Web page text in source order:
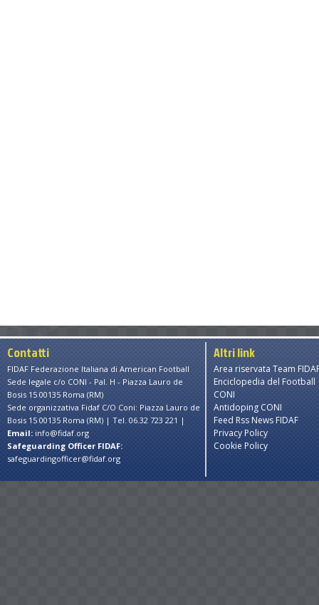
Contatti
FIDAF Federazione Italiana di American Football
Sede legale c/o CONI - Pal. H - Piazza Lauro de
Bosis 15 00135 Roma (RM)
Sede organizzativa Fidaf C/O Coni: Piazza Lauro de
Bosis 15 00135 Roma (RM) | Tel. 06.32 723 221 |
Email: info@fidaf.org
Safeguarding Officer FIDAF:
safeguardingofficer@fidaf.org
Altri link
Area riservata Team
Enciclopedia del Football
CONI
Antidoping CONI
Feed Rss News FIDAF
Privacy Policy
Cookie Policy